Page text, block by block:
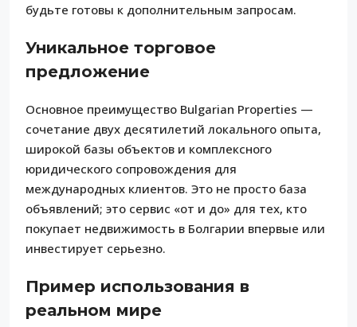
будьте готовы к дополнительным запросам.
Уникальное торговое
предложение
Основное преимущество Bulgarian Properties —
сочетание двух десятилетий локального опыта,
широкой базы объектов и комплексного
юридического сопровождения для
международных клиентов. Это не просто база
объявлений; это сервис «от и до» для тех, кто
покупает недвижимость в Болгарии впервые или
инвестирует серьезно.
Пример использования в
реальном мире